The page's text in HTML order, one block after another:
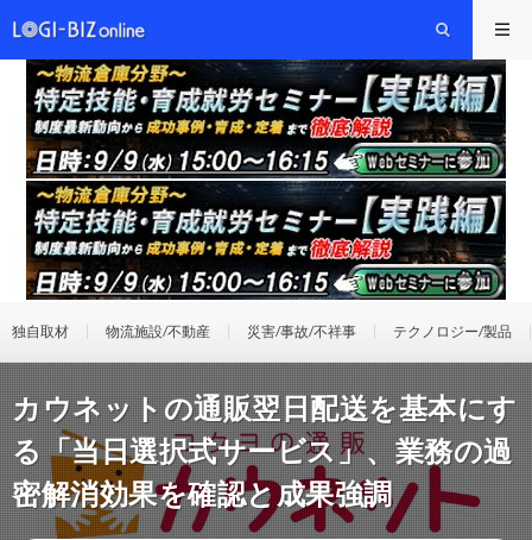
独自取材 物流施設/不動産 災害/事故/不祥事 テクノロジー/製品
カウネットの通販翌日配送を基本にす
る「当日選択式サービス」、業務の過
密解消効果を確認と成果強調